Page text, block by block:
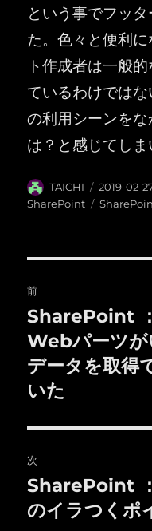
という事でフッ
た。色々と便利
ト作成者は一般
ているわけでは
の利用シーンを
は？と感じてしま
投
稿
TAICHI
投
稿
2019-02-
SharePoint
タ
稿
ナ
ビ
シ
ョ
前
前
の
投
稿:
SharePoint
Webパーツが
データを取得
いた
次
次
の
SharePoint
のイラつくポ